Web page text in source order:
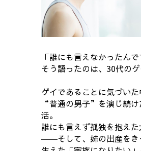
「誰にも言えなかったん
そう語ったのは、30代のゲ
ゲイであることに気づい
“普通の男子”を演じ続け
活。
誰にも言えず孤独を抱え
――そして、姉の出産をき